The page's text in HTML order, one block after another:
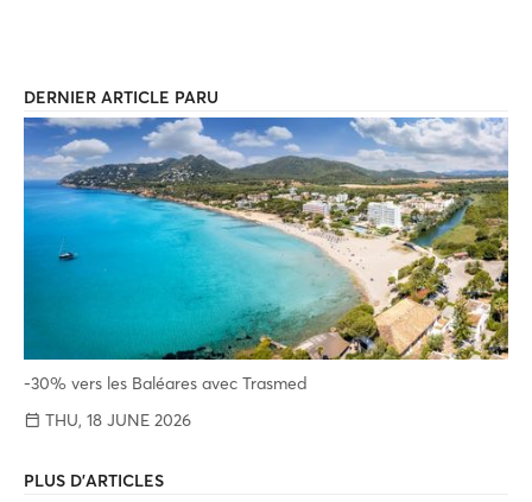
DERNIER ARTICLE PARU
-30% vers les Baléares avec Trasmed
THU, 18 JUNE 2026
PLUS D'ARTICLES